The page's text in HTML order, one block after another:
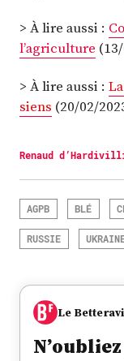
> À lire aussi :
l’agriculture
> À lire aussi :
siens (20/02/
Renaud
AGPB BLÉ
RUSSIE
Le